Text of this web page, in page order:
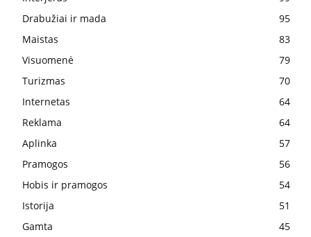
Drabužiai ir mada
95
Maistas
83
Visuomenė
79
Turizmas
70
Internetas
64
Reklama
64
Aplinka
57
Pramogos
56
Hobis ir pramogos
54
Istorija
51
Gamta
45